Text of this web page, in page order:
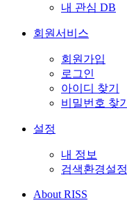
내 관심 DB
회원서비스
회원가입
로그인
아이디 찾기
비밀번호 찾기
설정
내 정보
검색환경설정
About RISS